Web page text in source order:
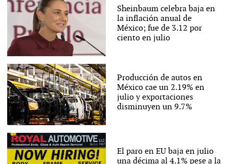
Sheinbaum celebra baja en
la inflación anual de
México; fue de 3.12 por
ciento en julio
Producción de autos en
México cae un 2.19% en
julio y exportaciones
disminuyen un 9.7%
El paro en EU baja en julio
una décima al 4.1% pese a la